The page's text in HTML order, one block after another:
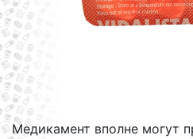
Медикамент вполне могут